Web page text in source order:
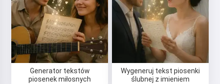
Generator tekstów
piosenek miłosnych
Wygeneruj tekst piosenki
ślubnej z imieniem